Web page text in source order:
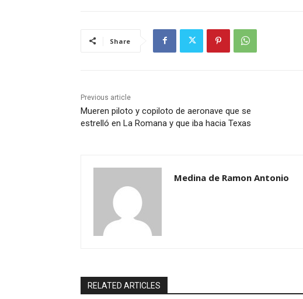
Share
Previous article
Mueren piloto y copiloto de aeronave que se
estrelló en La Romana y que iba hacia Texas
Medina de Ramon Antonio
RELATED ARTICLES